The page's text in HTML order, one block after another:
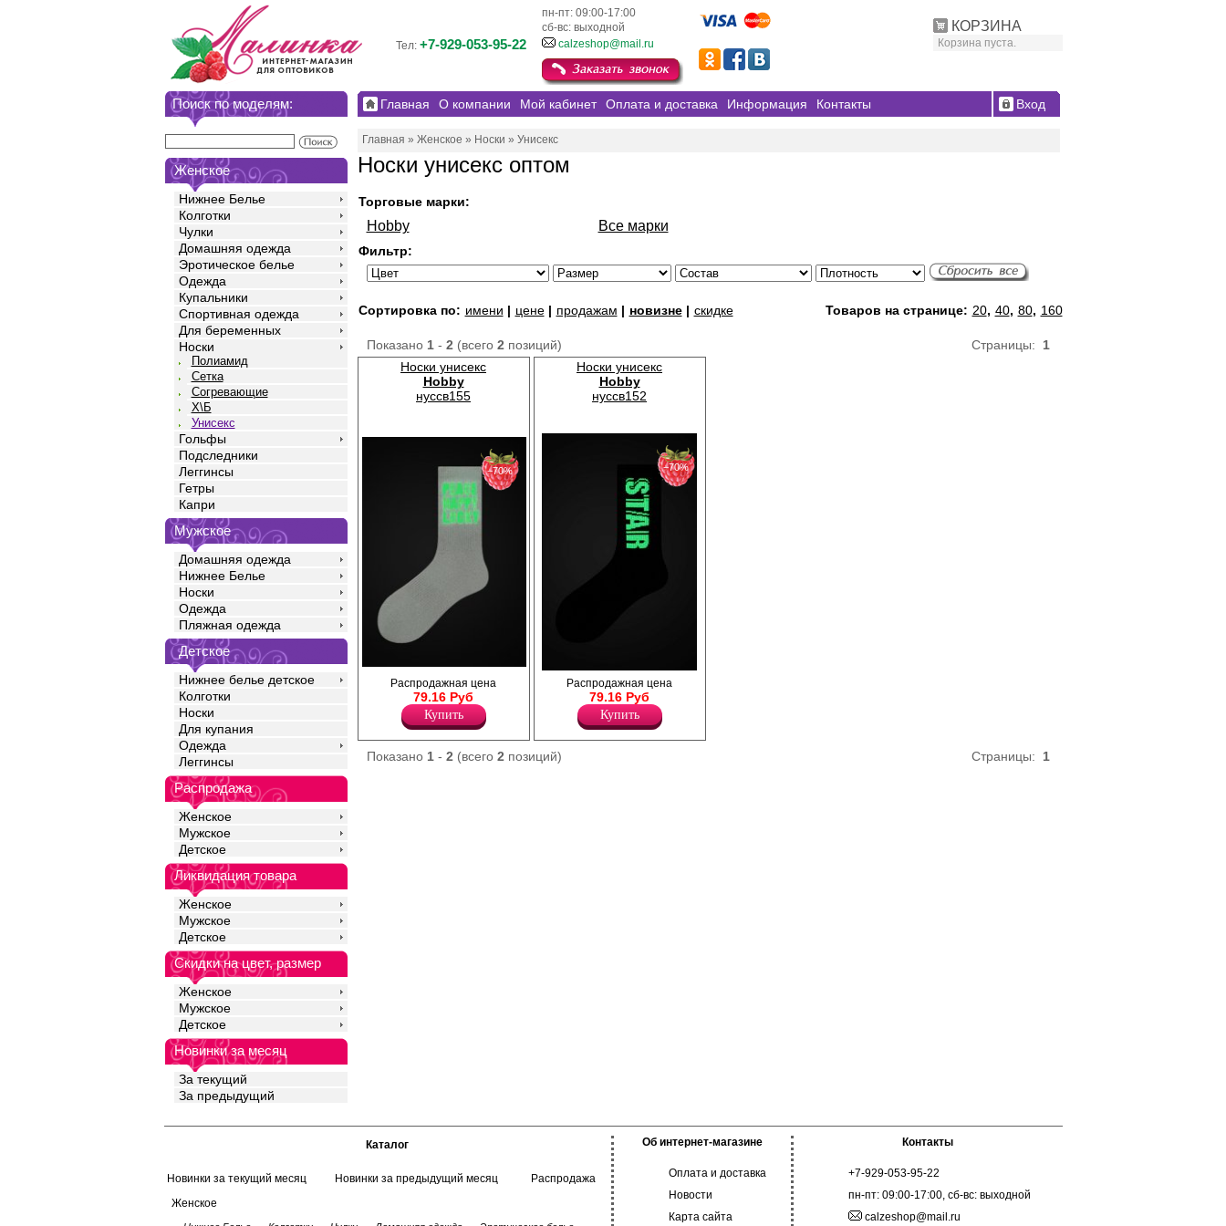
КОРЗИНА
Корзина пуста.
пн-пт: 09:00-17:00
сб-вс: выходной
Тел: +7-929-053-95-22 calzeshop@mail.ru
Поиск по моделям:
Женское
Нижнее Белье
Колготки
Чулки
Домашняя одежда
Эротическое белье
Одежда
Купальники
Спортивная одежда
Для беременных
Носки
Полиамид
Сетка
Согревающие
Х\Б
Унисекс
Гольфы
Подследники
Леггинсы
Гетры
Капри
Мужское
Домашняя одежда
Нижнее Белье
Носки
Одежда
Пляжная одежда
Детское
Нижнее белье детское
Колготки
Носки
Для купания
Одежда
Леггинсы
Распродажа
Женское
Мужское
Детское
Ликвидация товара
Женское
Мужское
Детское
Скидки на цвет, размер
Женское
Мужское
Детское
Новинки за месяц
За текущий
За предыдущий
Главная О компании Мой кабинет Оплата и доставка Информация Контакты Вход
Главная » Женское » Носки » Унисекс
Носки унисекс оптом
Торговые марки:
Hobby Все марки
Фильтр:
Сортировка по: имени | цене| продажам | новизне| скидке Товаров на странице: 20, 40, 80, 160
Страницы: 1
Показано 1- 2(всего 2позиций)
Носки унисекс
Hobby
нуссв155
Носки унисекс со светоотражающим
принтом. Их можно носить на прогулку,
вечеринку, для безопасности при езде на
велосипеде, самокате. В таких носках
невозможно остаться незамеченным.
Полиамид 23%
−70%
Распродажная цена
79.16 Руб
Купить
Носки унисекс
Hobby
нуссв152
Носки унисекс со светоотражающим
принтом. Их можно носить на прогулку,
вечеринку, для безопасности при езде на
велосипеде, самокате. В таких носках
невозможно остаться незамеченным.
Хлопок 75%
−70%
Распродажная цена
79.16 Руб
Купить
Страницы: 1
Показано 1- 2(всего 2позиций)
Каталог
Новинки за текущий месяц Новинки за предыдущий месяц
Распродажа
Женское
Об интернет-магазине
Оплата и доставка
Новости
Карта сайта
Контакты
+7-929-053-95-22
пн-пт: 09:00-17:00, сб-вс: выходной
calzeshop@mail.ru